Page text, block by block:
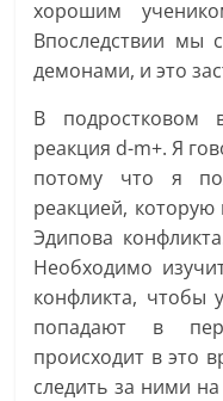
хорошим
Впоследствии мы
демонами, и это
В подростковом
реакция d-m+. Я
потому что я
реакцией,
Эдипова
Необходимо
конфликта, чтобы
попадают в
происходит в это
следить за ними